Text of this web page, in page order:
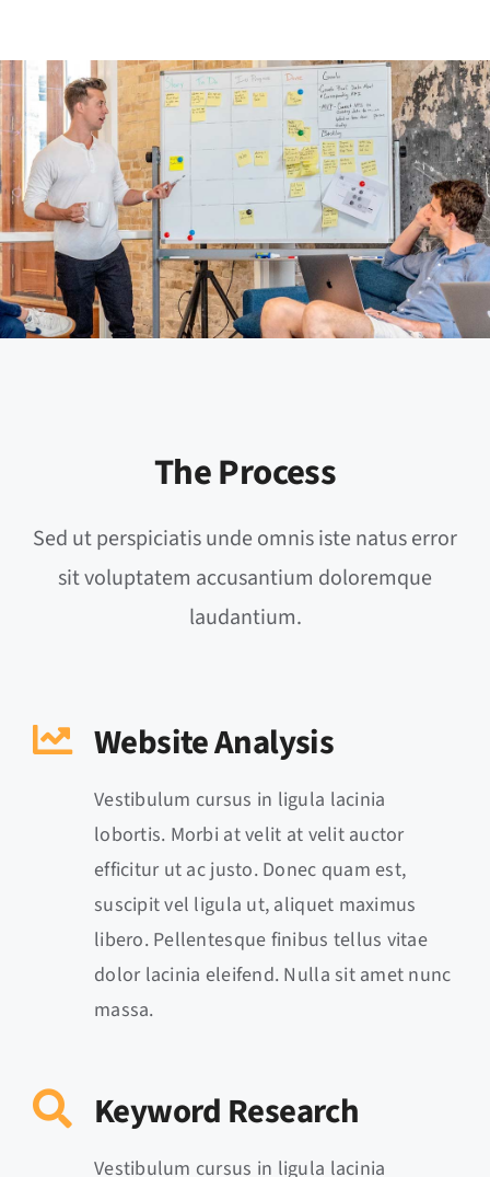
The Process
Sed ut perspiciatis unde omnis iste natus error
sit voluptatem accusantium doloremque
laudantium.
Website Analysis
Vestibulum cursus in ligula lacinia
lobortis. Morbi at velit at velit auctor
efficitur ut ac justo. Donec quam est,
suscipit vel ligula ut, aliquet maximus
libero. Pellentesque finibus tellus vitae
dolor lacinia eleifend. Nulla sit amet nunc
massa.
Keyword Research
Vestibulum cursus in ligula lacinia